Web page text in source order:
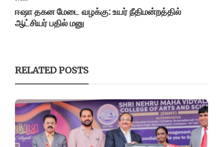
ஈஷா தகன மேடை வழக்கு: உயர் நீதிமன்றத்தில்
ஆட்சியர் பதில் மனு
RELATED POSTS